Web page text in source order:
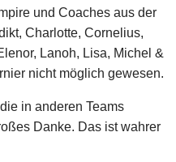
und Coaches aus der
Charlotte, Cornelius,
Lanoh, Lisa, Michel &
nicht möglich gewesen.
in anderen Teams
Danke. Das ist wahrer